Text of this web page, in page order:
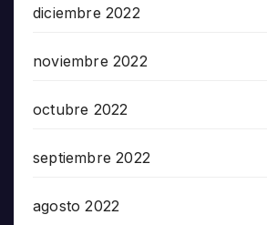
diciembre 2022
noviembre 2022
octubre 2022
septiembre 2022
agosto 2022